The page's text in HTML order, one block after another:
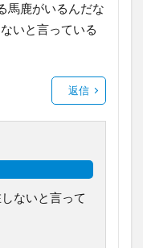
馬鹿がいるんだな
いと言っている
返信
ないと言って